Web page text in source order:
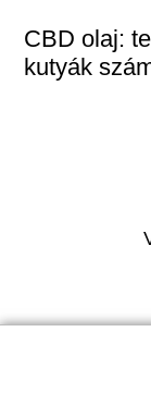
CBD olaj:
kutyák